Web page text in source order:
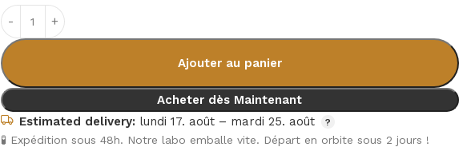
Ajouter au panier
Acheter dès Maintenant
Estimated delivery: lundi 17. août – mardi 25. août
🧪 Expédition sous 48h. Notre labo emballe vite. Départ en orbite sous 2 jours !